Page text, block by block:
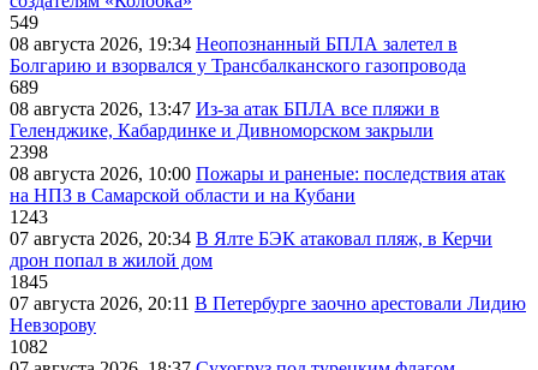
549
08 августа 2026, 19:34 Неопознанный БПЛА залетел в
Болгарию и взорвался у Трансбалканского газопровода
689
08 августа 2026, 13:47 Из-за атак БПЛА все пляжи в
Геленджике, Кабардинке и Дивноморском закрыли
2398
08 августа 2026, 10:00 Пожары и раненые: последствия атак
на НПЗ в Самарской области и на Кубани
1243
07 августа 2026, 20:34 В Ялте БЭК атаковал пляж, в Керчи
дрон попал в жилой дом
1845
07 августа 2026, 20:11 В Петербурге заочно арестовали Лидию
Невзорову
1082